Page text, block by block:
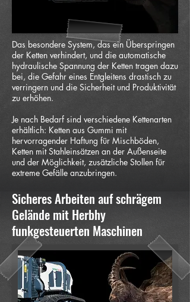
Das besondere System, das ein Überspringen
der Ketten verhindert, und die automatische
hydraulische Spannung der Ketten tragen dazu
bei, die Gefahr eines Entgleitens drastisch zu
verringern und die Sicherheit und Produktivität
zu erhöhen.
Je nach Bedarf sind verschiedene Kettenarten
erhältlich: Ketten aus Gummi mit
hervorragender Haftung für Mischböden,
Ketten mit Stahleinsätzen an der Außenseite
und der Möglichkeit, zusätzliche Stollen für
extreme Gefälle anzubringen.
Sicheres Arbeiten auf schrägem
Gelände mit Herbhy
funkgesteuerten Maschinen